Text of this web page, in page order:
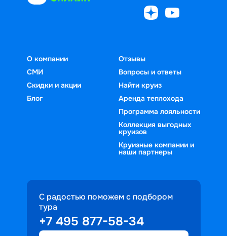
О компании
СМИ
Скидки и акции
Блог
Отзывы
Вопросы и ответы
Найти круиз
Аренда теплохода
Программа лояльности
Коллекция выгодных
круизов
Круизные компании и
наши партнеры
С радостью поможем с подбором
тура
+7 495 877-58-34